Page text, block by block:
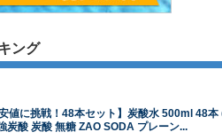
ング
値に挑戦！48本セット】炭酸水 500ml 48本
炭酸 炭酸 無糖 ZAO SODA プレーン...